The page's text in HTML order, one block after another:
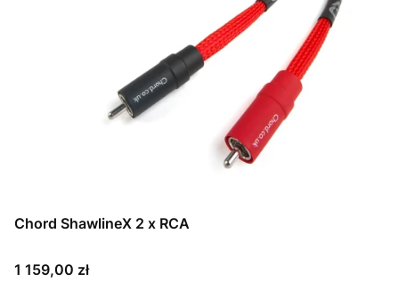
Chord ShawlineX 2 x RCA
Cena
1 159,00 zł